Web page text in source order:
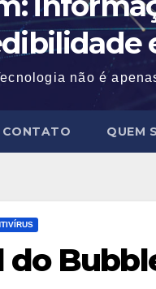
não é
CONTATO QUEM
do